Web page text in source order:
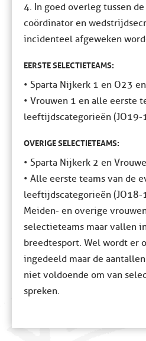
4. In goed overleg tussen
coördinator en
incidenteel afgeweken
EERSTE SELECTIETEAMS:
• Sparta Nijkerk 1 en O23 en
• Vrouwen 1 en alle eerste
leeftijdscategorieën
OVERIGE SELECTIETEAMS:
• Sparta Nijkerk 2 en
• Alle eerste teams van de
leeftijdscategorieën
Meiden- en overige
selectieteams maar vallen
breedtesport. Wel wordt er
ingedeeld maar de
niet voldoende om van
spreken.